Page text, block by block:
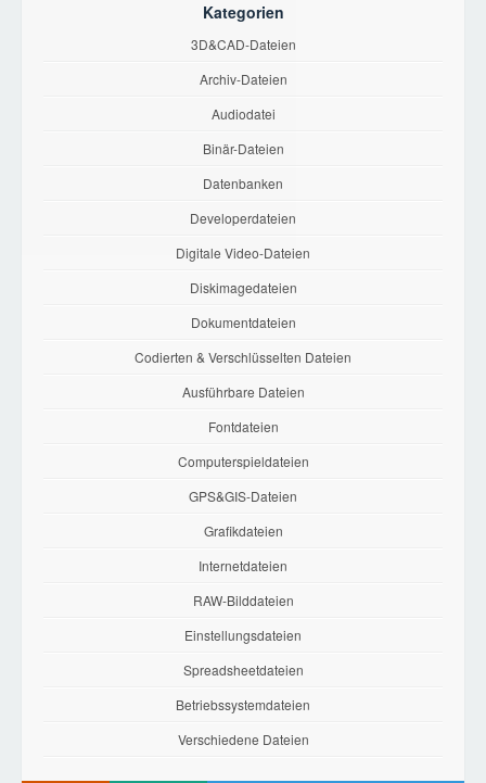
Kategorien
3D&CAD-Dateien
Archiv-Dateien
Audiodatei
Binär-Dateien
Datenbanken
Developerdateien
Digitale Video-Dateien
Diskimagedateien
Dokumentdateien
Codierten & Verschlüsselten Dateien
Ausführbare Dateien
Fontdateien
Computerspieldateien
GPS&GIS-Dateien
Grafikdateien
Internetdateien
RAW-Bilddateien
Einstellungsdateien
Spreadsheetdateien
Betriebssystemdateien
Verschiedene Dateien